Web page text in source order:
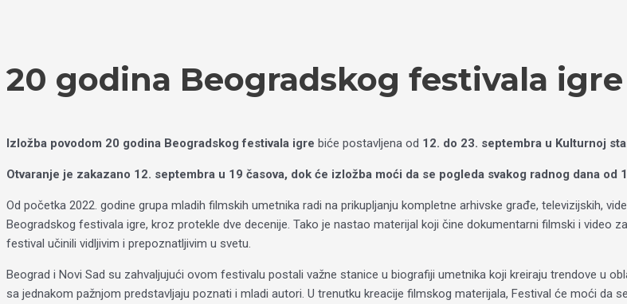
20 godina Beogradskog festivala igre
Izložba povodom 20 godina Beogradskog festivala igre biće postavljena od 12. do 23. septembra u Kulturnoj
Otvaranje je zakazano 12. septembra u 19 časova, dok će izložba moći da se pogleda svakog radnog dana od
Od početka 2022. godine grupa mladih filmskih umetnika radi na prikupljanju kompletne arhivske građe, televizijskih,
Beogradskog festivala igre, kroz protekle dve decenije. Tako je nastao materijal koji čine dokumentarni filmski i video
festival učinili vidljivim i prepoznatljivim u svetu.
Beograd i Novi Sad su zahvaljujući ovom festivalu postali važne stanice u biografiji umetnika koji kreiraju trendove u
sa jednakom pažnjom predstavljaju poznati i mladi autori. U trenutku kreacije filmskog materijala, Festival će moći da